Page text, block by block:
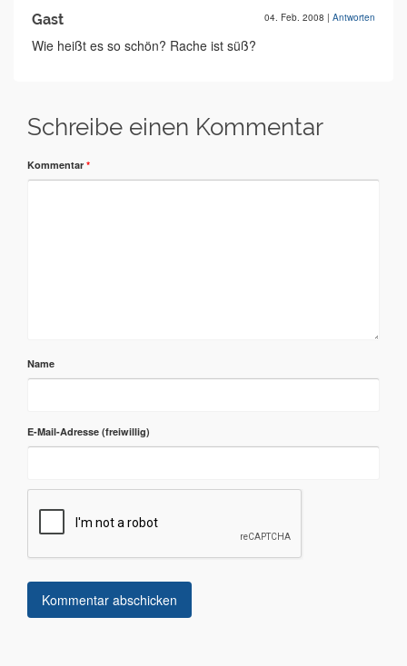
Gast 04. Feb. 2008 | Antworten
Wie heißt es so schön? Rache ist süß?
Schreibe einen Kommentar
Kommentar *
Name
E-Mail-Adresse